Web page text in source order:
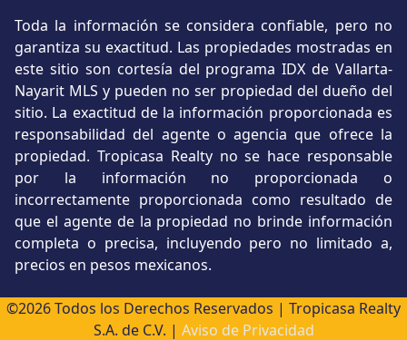
Toda la información se considera confiable, pero no
garantiza su exactitud. Las propiedades mostradas en
este sitio son cortesía del programa IDX de Vallarta-
Nayarit MLS y pueden no ser propiedad del dueño del
sitio. La exactitud de la información proporcionada es
responsabilidad del agente o agencia que ofrece la
propiedad. Tropicasa Realty no se hace responsable
por la información no proporcionada o
incorrectamente proporcionada como resultado de
que el agente de la propiedad no brinde información
completa o precisa, incluyendo pero no limitado a,
precios en pesos mexicanos.
©2026 Todos los Derechos Reservados | Tropicasa Realty
S.A. de C.V. | Aviso de Privacidad